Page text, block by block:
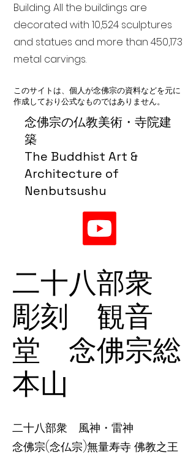
念佛宗の仏教美術・寺院建
築
The Buddhist Art &
Architecture of
Nenbutsushu
Building. All the buildings are
decorated with 10,524 sculptures
and statues and more than 450,173
metal carvings.
このサイトは、個人が念佛宗の資料などを元に
作成しており公式なものではありません。
二十八部衆
彫刻 観音
堂 念佛宗総
本山
二十八部衆 風神・雷神
念佛宗(念仏宗)無量寿寺 佛教之王